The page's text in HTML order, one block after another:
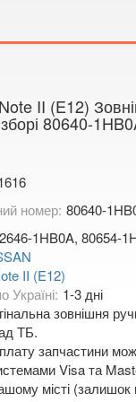
II (E12)
80640-
номер: 80640-
1HB0A, 80654-
II (E12)
Україні: 1-3 дні
зовнішня
ТБ.
запчастини
Visa та
місті (залишок